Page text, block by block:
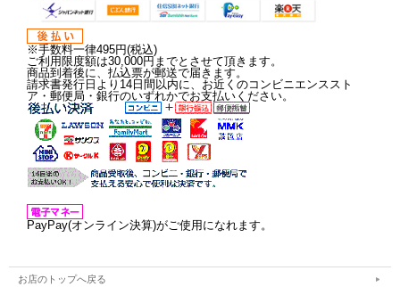
※手数料一律495円(税込)
ご利用限度額は30,000円までとさせて頂きます。
商品到着後に、払込票が郵送で届きます。
請求書発行日より14日間以内に、お近くのコンビニエンススト
ア・郵便局・銀行のいずれかでお支払いください。
PayPay(オンライン決算)がご使用になれます。
お店のトップへ戻る